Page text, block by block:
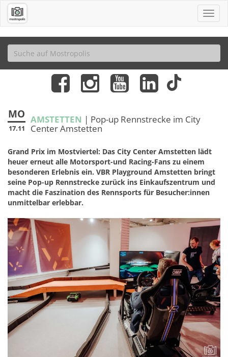
MO
17.11
AMSTETTEN | Pop-up Rennstrecke im City
Center Amstetten
Grand Prix im Mostviertel: Das City Center Amstetten lädt
heuer erneut alle Motorsport-und Racing-Fans zu einem
besonderen Erlebnis ein. VBR Playground Amstetten bringt
seine Pop-up Rennstrecke zurück ins Einkaufszentrum und
macht die Faszination des Rennsports für Besucher:innen
unmittelbar erlebbar.